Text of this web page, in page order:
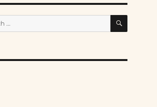
SEARCH